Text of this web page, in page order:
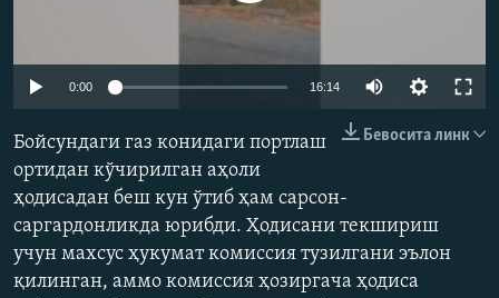
240p 360p
1080p
0:00 16:14
720p
1080p
Бевосита линк
Бойсундаги газ конидаги портлаш
ортидан кўчирилган аҳоли
ҳодисадан беш кун ўтиб ҳам сарсон-
саргардонликда юрибди. Ҳодисани текшириш
учун махсус ҳукумат комиссия тузилгани эълон
қилинган, аммо комиссия ҳозиргача ҳодиса